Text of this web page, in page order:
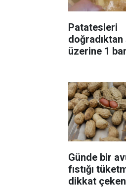
Patatesleri
üzerine 1
Günde bir
fıstığı
dikkat